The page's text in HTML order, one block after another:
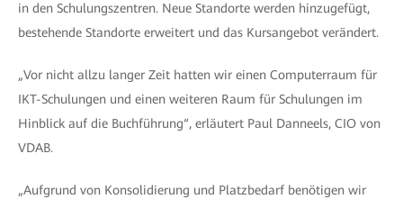
in den Schulungszentren. Neue Standorte werden hinzugefügt,
bestehende Standorte erweitert und das Kursangebot verändert.
„Vor nicht allzu langer Zeit hatten wir einen Computerraum für
IKT-Schulungen und einen weiteren Raum für Schulungen im
Hinblick auf die Buchführung“, erläutert Paul Danneels, CIO von
VDAB.
„Aufgrund von Konsolidierung und Platzbedarf benötigen wir